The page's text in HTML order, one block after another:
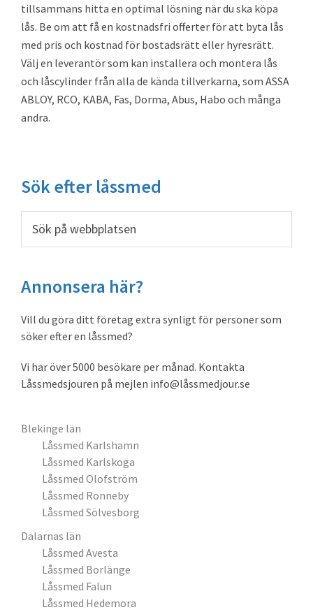
tillsammans hitta en optimal lösning när du ska köpa
lås. Be om att få en kostnadsfri offerter för att byta lås
med pris och kostnad för bostadsrätt eller hyresrätt.
Välj en leverantör som kan installera och montera lås
och låscylinder från alla de kända tillverkarna, som ASSA
ABLOY, RCO, KABA, Fas, Dorma, Abus, Habo och många
andra.
Primärt
sidofält
Sök efter låssmed
Annonsera här?
Vill du göra ditt företag extra synligt för personer som
söker efter en låssmed?
Vi har över 5000 besökare per månad. Kontakta
Låssmedsjouren på mejlen info@låssmedjour.se
Blekinge län
Låssmed Karlshamn
Låssmed Karlskoga
Låssmed Olofström
Låssmed Ronneby
Låssmed Sölvesborg
Dalarnas län
Låssmed Avesta
Låssmed Borlänge
Låssmed Falun
Låssmed Hedemora